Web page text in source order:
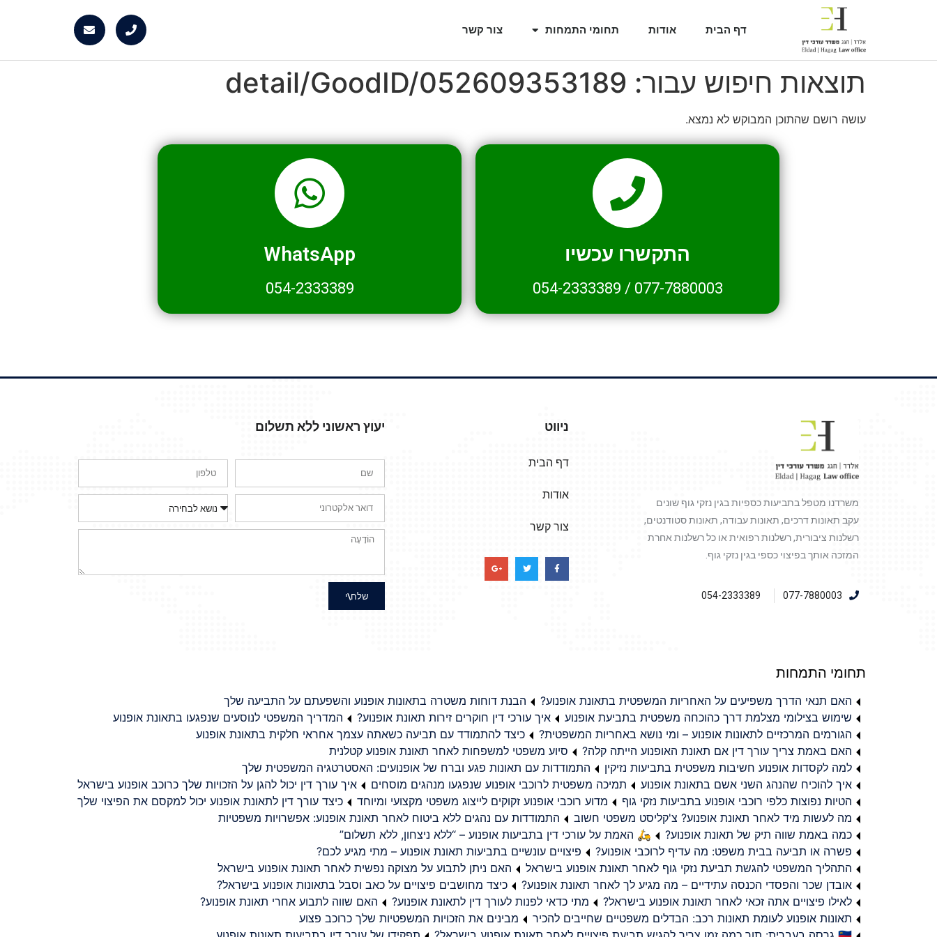
דף הבית אודות תחומי התמחות צור קשר
תוצאות חיפוש עבור: detail/GoodID/052609353189
עושה רושם שהתוכן המבוקש לא נמצא.
התקשרו עכשיו
077-7880003
/
054-2333389
WhatsApp
054-2333389
משרדנו מטפל בתביעות כספיות בגין נזקי גוף שונים
עקב תאונות דרכים, תאונות עבודה, תאונות סטודנטים,
רשלנות ציבורית, רשלנות רפואית או כל רשלנות אחרת
המזכה אותך בפיצוי כספי בגין נזקי גוף.
077-7880003
054-2333389
ניווט
דף הבית
אודות
צור קשר
יעוץ ראשוני ללא תשלום
שלח\י
תחומי התמחות
האם תנאי הדרך משפיעים על האחריות המשפטית בתאונת אופנוע?
הבנת דוחות משטרה בתאונות אופנוע והשפעתם על התביעה שלך
שימוש בצילומי מצלמת דרך כהוכחה משפטית בתביעת אופנוע
איך עורכי דין חוקרים זירות תאונת אופנוע?
המדריך המשפטי לנוסעים שנפגעו בתאונת אופנוע
הגורמים המרכזיים לתאונות אופנוע – ומי נושא באחריות המשפטית?
כיצד להתמודד עם תביעה כשאתה עצמך אחראי חלקית בתאונת אופנוע
האם באמת צריך עורך דין אם תאונת האופנוע הייתה קלה?
סיוע משפטי למשפחות לאחר תאונת אופנוע קטלנית
למה לקסדות אופנוע חשיבות משפטית בתביעות נזיקין
התמודדות עם תאונות פגע וברח של אופנועים: האסטרטגיה המשפטית שלך
איך להוכיח שהנהג השני אשם בתאונת אופנוע
תמיכה משפטית לרוכבי אופנוע שנפגעו מנהגים מוסחים
איך עורך דין יכול להגן על הזכויות שלך כרוכב אופנוע בישראל
הטיות נפוצות כלפי רוכבי אופנוע בתביעות נזקי גוף
מדוע רוכבי אופנוע זקוקים לייצוג משפטי מקצועי ומיוחד
כיצד עורך דין לתאונת אופנוע יכול למקסם את הפיצוי שלך
מה לעשות מיד לאחר תאונת אופנוע? צ'קליסט משפטי חשוב
התמודדות עם נהגים ללא ביטוח לאחר תאונת אופנוע: אפשרויות משפטיות
כמה באמת שווה תיק של תאונת אופנוע?
🛵 האמת על עורכי דין בתביעות אופנוע – “ללא ניצחון, ללא תשלום”
פשרה או תביעה בבית משפט: מה עדיף לרוכבי אופנוע?
פיצויים עונשיים בתביעות תאונת אופנוע – מתי מגיע לכם?
התהליך המשפטי להגשת תביעת נזקי גוף לאחר תאונת אופנוע בישראל
האם ניתן לתבוע על מצוקה נפשית לאחר תאונת אופנוע בישראל
אובדן שכר והפסדי הכנסה עתידיים – מה מגיע לך לאחר תאונת אופנוע?
כיצד מחושבים פיצויים על כאב וסבל בתאונות אופנוע בישראל?
לאילו פיצויים אתה זכאי לאחר תאונת אופנוע בישראל?
מתי כדאי לפנות לעורך דין לתאונת אופנוע?
האם שווה לתבוע אחרי תאונת אופנוע?
תאונות אופנוע לעומת תאונות רכב: הבדלים משפטיים שחייבים להכיר
מבינים את הזכויות המשפטיות שלך כרוכב פצוע